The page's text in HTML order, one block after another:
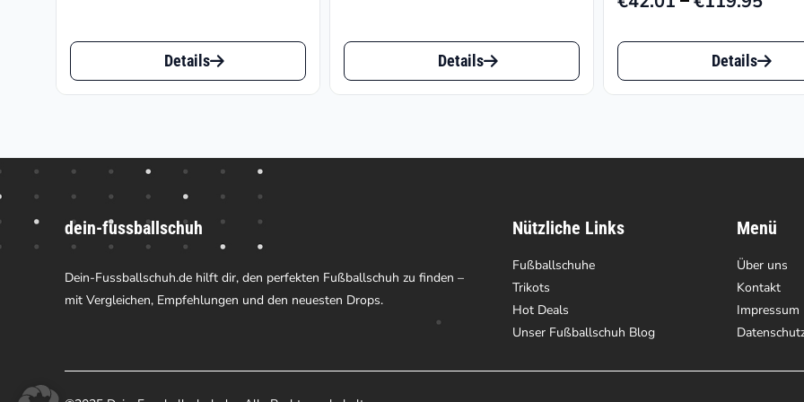
Dieses
Produkt
Varianten
auf.
Die
Optionen
können
der
Details
Dieses
Produkt
Optionen
können
der
Details
bis
Dieses
Produkt
Die
auf
der
Details
dein-fussballschuh
Dein-Fussballschuh.de hilft dir, den perfekten Fußballschuh zu finden –
mit Vergleichen, Empfehlungen und den neuesten Drops.
Nützliche Links
Fußballschuhe
Trikots
Hot Deals
Unser Fußballschuh Blog
Menü
Über uns
Kontakt
Impressum